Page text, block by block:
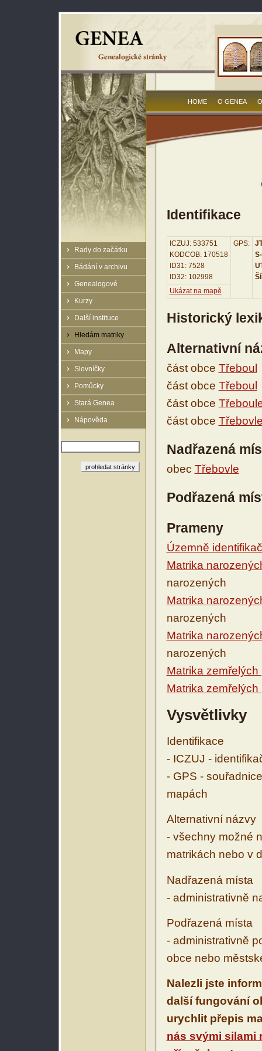
Rady do začátku
Bádání v archivu
Genealogové
Kurzy
Další instituce
Hledám matriky
Mapy
Slovníčky
Pomůcky
Stará Genea
Nápověda
HOME O GENEA
Identifikace
ICZUJ: 533751
KODCOB: 170518
ID31: 7528
ID32: 102998
GPS:
Ukázat na mapě
Historický
Alternativní
část obce Třeboul
část obce Třeboul
část obce
část obce
Nadřazená
obec Třebovle
Podřazená
Prameny
Územně
Matrika
narozených
Matrika
narozených
Matrika
narozených
Matrika
Matrika
Vysvětlivky
Identifikace
- ICZUJ -
- GPS -
mapách
Alternativní názvy
- všechny možné
matrikách nebo v
Nadřazená místa
- administrativně
Podřazená místa
- administrativně
obce nebo
Nalezli jste
další fungování
urychlit přepis
nás svými silami